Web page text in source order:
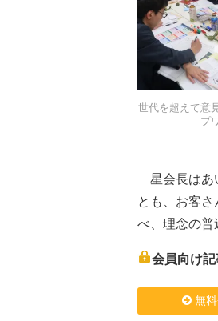
世代を超えて意
プ
星会長はあ
とも、お客
べ、理念の普
会員向け記
無